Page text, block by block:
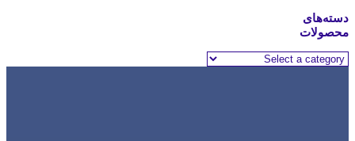
دسته‌های
محصولات